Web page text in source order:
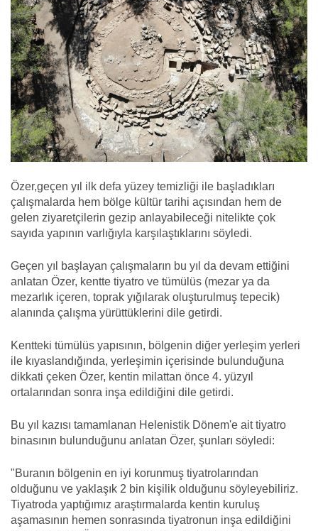
Özer,geçen yıl ilk defa yüzey temizliği ile başladıkları
çalışmalarda hem bölge kültür tarihi açısından hem de
gelen ziyaretçilerin gezip anlayabileceği nitelikte çok
sayıda yapının varlığıyla karşılaştıklarını söyledi.
Geçen yıl başlayan çalışmaların bu yıl da devam ettiğini
anlatan Özer, kentte tiyatro ve tümülüs (mezar ya da
mezarlık içeren, toprak yığılarak oluşturulmuş tepecik)
alanında çalışma yürüttüklerini dile getirdi.
Kentteki tümülüs yapısının, bölgenin diğer yerleşim yerleri
ile kıyaslandığında, yerleşimin içerisinde bulunduğuna
dikkati çeken Özer, kentin milattan önce 4. yüzyıl
ortalarından sonra inşa edildiğini dile getirdi.
Bu yıl kazısı tamamlanan Helenistik Dönem'e ait tiyatro
binasının bulunduğunu anlatan Özer, şunları söyledi:
"Buranın bölgenin en iyi korunmuş tiyatrolarından
olduğunu ve yaklaşık 2 bin kişilik olduğunu söyleyebiliriz.
Tiyatroda yaptığımız araştırmalarda kentin kuruluş
aşamasının hemen sonrasında tiyatronun inşa edildiğini